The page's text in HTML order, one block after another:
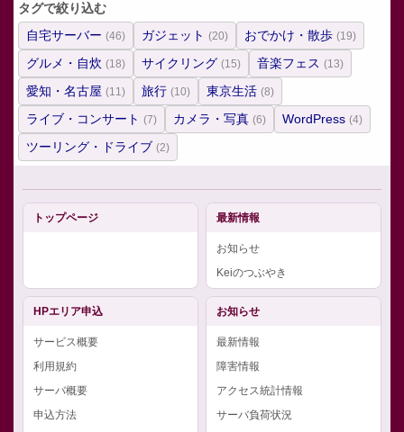
タグで絞り込む
自宅サーバー (46) ガジェット (20) おでかけ・散歩 (19)
グルメ・自炊 (18) サイクリング (15) 音楽フェス (13)
愛知・名古屋 (11) 旅行 (10) 東京生活 (8)
ライブ・コンサート (7) カメラ・写真 (6) WordPress (4)
ツーリング・ドライブ (2)
トップページ 最新情報
お知らせ
Keiのつぶやき
HPエリア申込
サービス概要
利用規約
サーバ概要
申込方法
お知らせ
最新情報
障害情報
アクセス統計情報
サーバ負荷状況